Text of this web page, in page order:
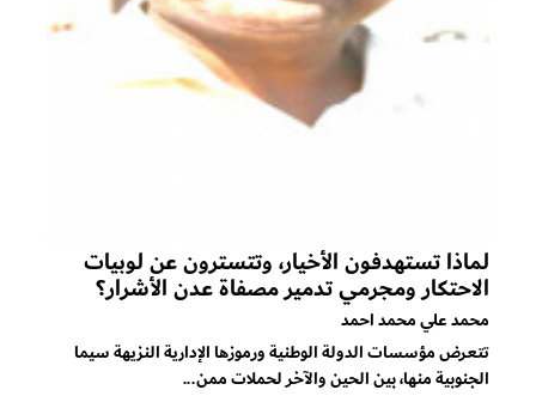
لماذا تستهدفون الأخيار، وتتسترون عن لوبيات
الاحتكار ومجرمي تدمير مصفاة عدن الأشرار؟
محمد علي محمد احمد
تتعرض مؤسسات الدولة الوطنية ورموزها الإدارية النزيهة سيما
الجنوبية منها، بين الحين والآخر لحملات ممن...